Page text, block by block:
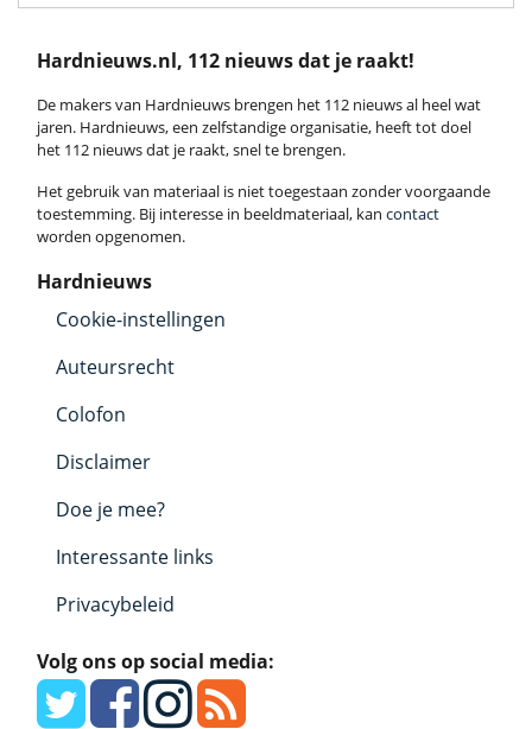
Hardnieuws.nl, 112 nieuws dat je raakt!
De makers van Hardnieuws brengen het 112 nieuws al heel wat
jaren. Hardnieuws, een zelfstandige organisatie, heeft tot doel
het 112 nieuws dat je raakt, snel te brengen.
Het gebruik van materiaal is niet toegestaan zonder voorgaande
toestemming. Bij interesse in beeldmateriaal, kan contact
worden opgenomen.
Hardnieuws
Cookie-instellingen
Auteursrecht
Colofon
Disclaimer
Doe je mee?
Interessante links
Privacybeleid
Volg ons op social media: